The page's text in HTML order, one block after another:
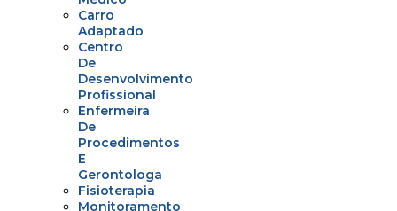
Carro
Adaptado
Centro
De
Desenvolvimento
Profissional
Enfermeira
De
Procedimentos
E
Gerontologa
Fisioterapia
Monitoramento